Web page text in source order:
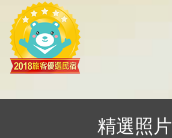
精選照片